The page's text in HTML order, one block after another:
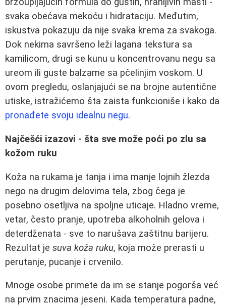
svaka obećava mekoću i hidrataciju. Međutim,
iskustva pokazuju da nije svaka krema za svakoga.
Dok nekima savršeno leži lagana tekstura sa
kamilicom, drugi se kunu u koncentrovanu negu sa
ureom ili guste balzame sa pčelinjim voskom. U
ovom pregledu, oslanjajući se na brojne autentične
utiske, istražićemo šta zaista funkcioniše i kako da
pronađete svoju idealnu negu.
Najčešći izazovi - šta sve može poći po zlu sa
kožom ruku
Koža na rukama je tanja i ima manje lojnih žlezda
nego na drugim delovima tela, zbog čega je
posebno osetljiva na spoljne uticaje. Hladno vreme,
vetar, često pranje, upotreba alkoholnih gelova i
deterdženata - sve to narušava zaštitnu barijeru.
Rezultat je suva koža ruku, koja može prerasti u
perutanje, pucanje i crvenilo.
Mnoge osobe primete da im se stanje pogorša već
na prvim znacima jeseni. Kada temperatura padne,